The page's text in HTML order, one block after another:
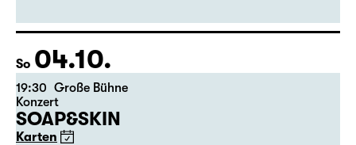
So 04.10.
19:30 Große Bühne
Konzert
SOAP&SKIN
Karten